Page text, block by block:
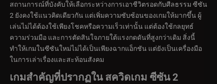
สถานการณ์ที่บังคับให้เลือกระหว่างการเอาชีวิตรอดกับศีลธรรม ซีซัน
2 ยังคงใช้แนวคิดเดียวกัน แต่เพิ่มความซับซ้อนของเกมให้มากขึ้น ผู้
เล่นไม่ได้ต้องใช้เพียงโชคหรือความเร็วเท่านั้น แต่ต้องใช้กลยุทธ์
ความร่วมมือ และการตัดสินใจภายใต้แรงกดดันที่สูงกว่าเดิม สิ่งนี้
ทำให้เกมในซีซันใหม่ไม่ได้เป็นเพียงฉากแอ็กชัน แต่ยังเป็นเครื่องมือ
ในการเล่าเรื่องและสะท้อนสังคม
เกมสำคัญที่ปรากฏใน สควิดเกม ซีซัน 2